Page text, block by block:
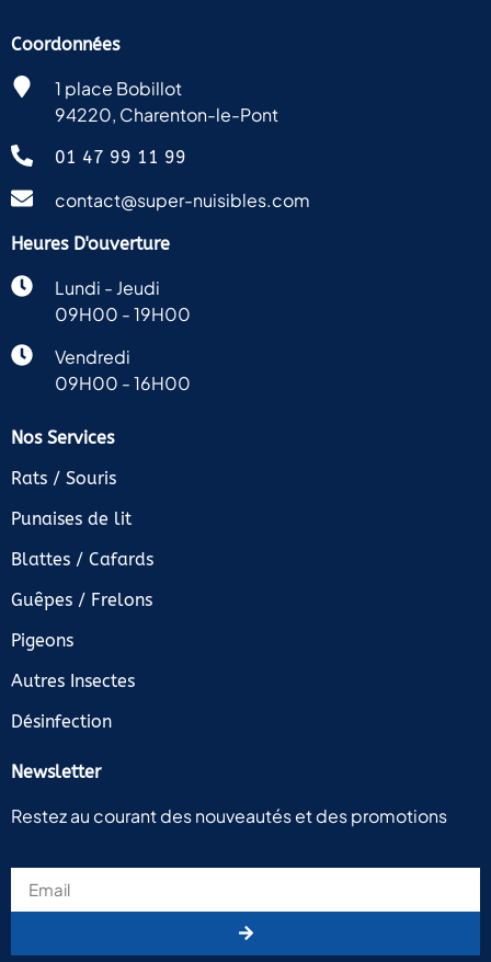
Coordonnées
1 place Bobillot
94220, Charenton-le-Pont
01 47 99 11 99
contact@super-nuisibles.com
Heures D'ouverture
Lundi - Jeudi
09H00 - 19H00
Vendredi
09H00 - 16H00
Nos Services
Rats / Souris
Punaises de lit
Blattes / Cafards
Guêpes / Frelons
Pigeons
Autres Insectes
Désinfection
Newsletter
Restez au courant des nouveautés et des promotions